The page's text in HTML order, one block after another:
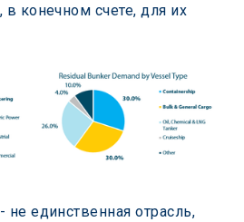
в конечном счете, для их
не единственная отрасль,